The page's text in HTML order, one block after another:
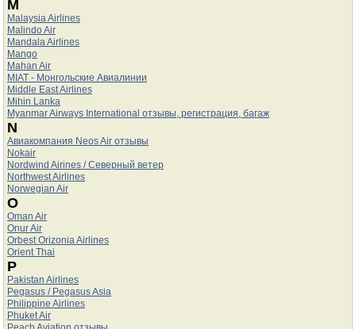
M
Malaysia Airlines
Malindo Air
Mandala Airlines
Mango
Mahan Air
MIAT - Монгольские Авиалинии
Middle East Airlines
Mihin Lanka
Myanmar Airways International отзывы, регистрация, багаж
N
Авиакомпания Neos Air отзывы
Nokair
Nordwind Airines / Северный ветер
Northwest Airlines
Norwegian Air
O
Oman Air
Onur Air
Orbest Orizonia Airlines
Orient Thai
P
Pakistan Airlines
Pegasus / Pegasus Asia
Philippine Airlines
Phuket Air